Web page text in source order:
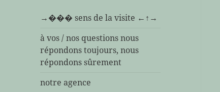
→��� sens de la visite ←↑→
à vos / nos questions nous
répondons toujours, nous
répondons sûrement
notre agence